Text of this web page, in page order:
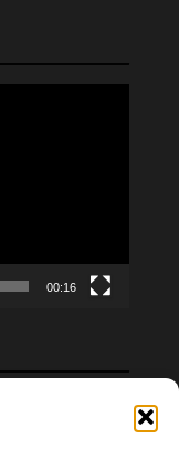
00:16